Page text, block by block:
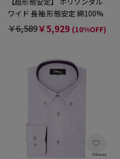
ワイド 長袖 形態安定 綿100%
ワイシャツ
￥6,589￥5,929 (10%OFF)